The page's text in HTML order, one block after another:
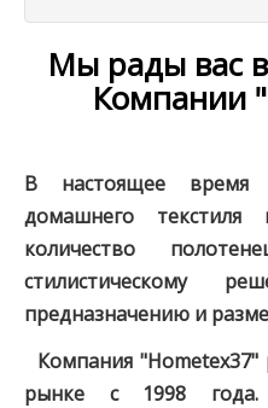
Мы рады вас
Компании
В настоящее время
домашнего текстиля
количество
стилистическому
предназначению и
Компания "Hometex37"
рынке с 1998